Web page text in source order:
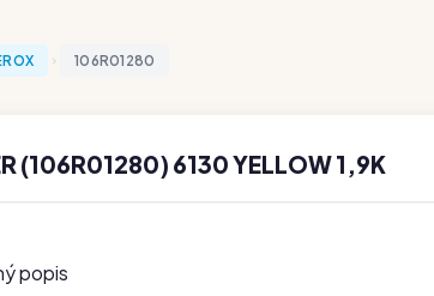
106R01280
(106R01280) 6130 YELLOW 1,9K
popis